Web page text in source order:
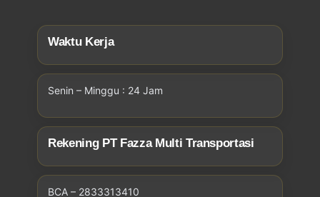
Waktu Kerja
Senin – Minggu : 24 Jam
Rekening PT Fazza Multi Transportasi
BCA – 2833313410